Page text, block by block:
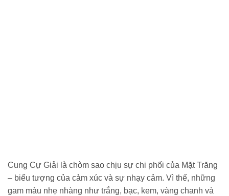
Cung Cự Giải là chòm sao chịu sự chi phối của Mặt Trăng
– biểu tượng của cảm xúc và sự nhạy cảm. Vì thế, những
gam màu nhẹ nhàng như trắng, bạc, kem, vàng chanh và